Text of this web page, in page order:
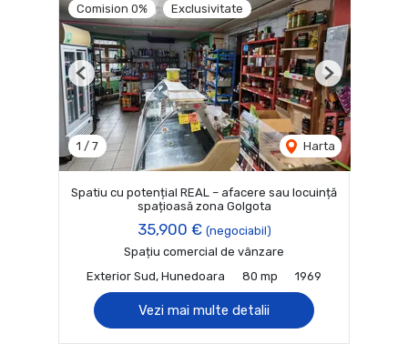
Comision 0% Exclusivitate
1 / 7 Harta
Previous Next
Spatiu cu potențial REAL – afacere sau locuință
spațioasă zona Golgota
35,900 € (negociabil)
Spațiu comercial de vânzare
Exterior Sud, Hunedoara
80 mp 1969
Vezi mai multe detalii